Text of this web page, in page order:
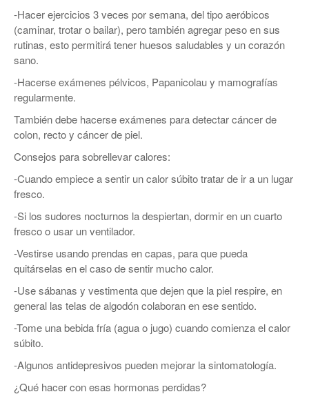
-Hacer ejercicios 3 veces por semana, del tipo aeróbicos
(caminar, trotar o bailar), pero también agregar peso en sus
rutinas, esto permitirá tener huesos saludables y un corazón
sano.
-Hacerse exámenes pélvicos, Papanicolau y mamografías
regularmente.
También debe hacerse exámenes para detectar cáncer de
colon, recto y cáncer de piel.
Consejos para sobrellevar calores:
-Cuando empiece a sentir un calor súbito tratar de ir a un lugar
fresco.
-Si los sudores nocturnos la despiertan, dormir en un cuarto
fresco o usar un ventilador.
-Vestirse usando prendas en capas, para que pueda
quitárselas en el caso de sentir mucho calor.
-Use sábanas y vestimenta que dejen que la piel respire, en
general las telas de algodón colaboran en ese sentido.
-Tome una bebida fría (agua o jugo) cuando comienza el calor
súbito.
-Algunos antidepresivos pueden mejorar la sintomatología.
¿Qué hacer con esas hormonas perdidas?